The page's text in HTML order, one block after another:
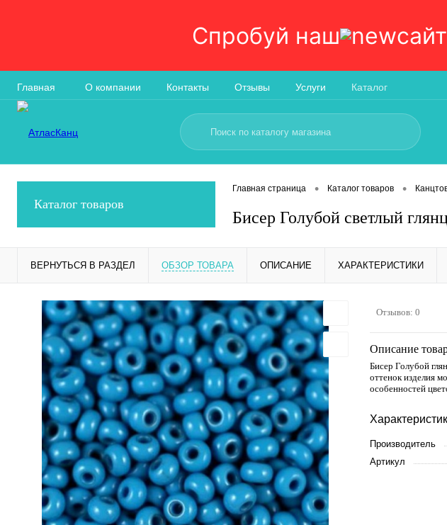
Спробуй наш
Главная О компании Контакты Отзывы Услуги Каталог
Каталог товаров
Главная страница • Каталог товаров •
Бисер Голубой светлый
ВЕРНУТЬСЯ В РАЗДЕЛ ОБЗОР ТОВАРА ОПИСАНИЕ ХАРАКТЕРИСТИКИ
Отзывов: 0
Описание
Бисер Голубой
оттенок изделия
особенностей
Производитель
Артикул